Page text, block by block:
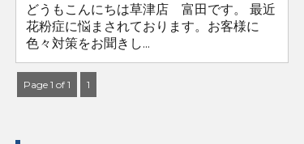
どうもこんにちは草津店 富田です。 最近
花粉症に悩まされております。お客様に
色々対策をお聞きし...
Page 1 of 1 1